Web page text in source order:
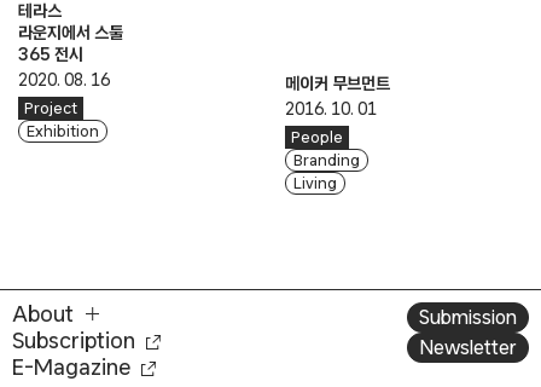
테라스
라운지에서 스툴
365 전시
2020. 08. 16
Project
Exhibition
메이커 무브먼트
2016. 10. 01
People
Branding
Living
About
Subscription
E-Magazine
Submission
Newsletter